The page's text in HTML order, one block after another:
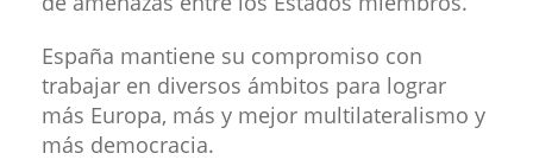
España mantiene su compromiso con
trabajar en diversos ámbitos para lograr
más Europa, más y mejor multilateralismo y
más democracia.